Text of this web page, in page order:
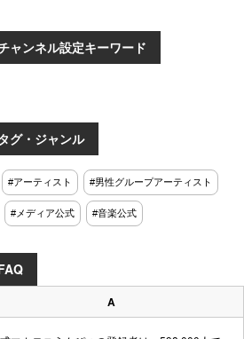
ャンネル設定キーワード
グ・ジャンル
#アーティスト #男性グループアーティスト
#メディア公式 #音楽公式
A